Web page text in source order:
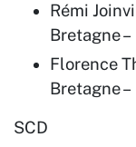
Rémi
Bretagne
Florence
Bretagne
SCD